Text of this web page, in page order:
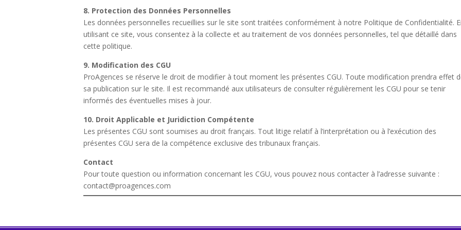
8. Protection des Données Personnelles
Les données personnelles recueillies sur le site sont traitées conformément à notre Politique de Confidentialité.
utilisant ce site, vous consentez à la collecte et au traitement de vos données personnelles, tel que détaillé dans
cette politique.
9. Modification des CGU
ProAgences se réserve le droit de modifier à tout moment les présentes CGU. Toute modification prendra effet
sa publication sur le site. Il est recommandé aux utilisateurs de consulter régulièrement les CGU pour se tenir
informés des éventuelles mises à jour.
10. Droit Applicable et Juridiction Compétente
Les présentes CGU sont soumises au droit français. Tout litige relatif à l’interprétation ou à l’exécution des
présentes CGU sera de la compétence exclusive des tribunaux français.
Contact
Pour toute question ou information concernant les CGU, vous pouvez nous contacter à l’adresse suivante :
contact@proagences.com